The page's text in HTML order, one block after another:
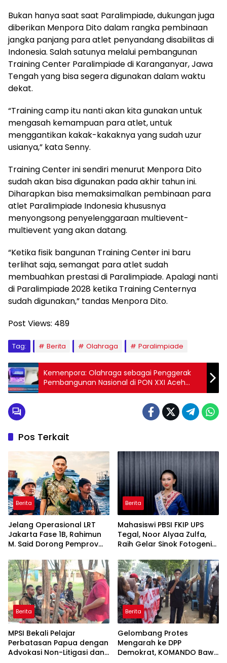
Bukan hanya saat saat Paralimpiade, dukungan juga
diberikan Menpora Dito dalam rangka pembinaan
jangka panjang para atlet penyandang disabilitas di
Indonesia. Salah satunya melalui pembangunan
Training Center Paralimpiade di Karanganyar, Jawa
Tengah yang bisa segera digunakan dalam waktu
dekat.
“Training camp itu nanti akan kita gunakan untuk
mengasah kemampuan para atlet, untuk
menggantikan kakak-kakaknya yang sudah uzur
usianya,” kata Senny.
Training Center ini sendiri menurut Menpora Dito
sudah akan bisa digunakan pada akhir tahun ini.
Diharapkan bisa memaksimalkan pembinaan para
atlet Paralimpiade Indonesia khususnya
menyongsong penyelenggaraan multievent-
multievent yang akan datang.
“Ketika fisik bangunan Training Center ini baru
terlihat saja, semangat para atlet sudah
membuahkan prestasi di Paralimpiade. Apalagi nanti
di Paralimpiade 2028 ketika Training Centernya
sudah digunakan,” tandas Menpora Dito.
Post Views: 489
Tag: Berita Olahraga Paralimpiade
Kemenpora: Olahraga sebagai Penggerak
Pembangunan Nasional di PON XXI Aceh
Sumut
Pos Terkait
Berita
Jelang Operasional LRT
Jakarta Fase 1B, Rahimun
M. Said Dorong Pemprov
Economic Corridor
Initiative
Berita
Mahasiswi PBSI FKIP UPS
Tegal, Noor Alyaa Zulfa,
Raih Gelar Sinok Fotogenik
Berita
MPSI Bekali Pelajar
Perbatasan Papua dengan
Advokasi Non-Litigasi dan
Berita
Gelombang Protes
Mengarah ke DPP
Demokrat, KOMANDO Bawa